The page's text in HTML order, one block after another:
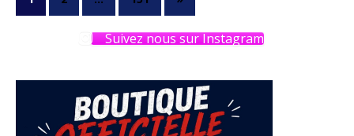
Suivez nous sur Instagram